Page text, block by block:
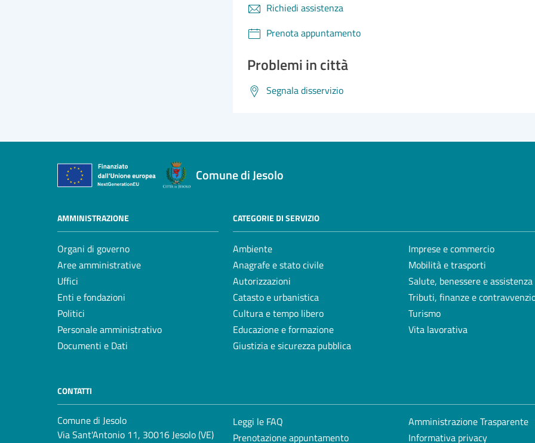
Richiedi assistenza
Prenota appuntamento
Problemi in città
Segnala disservizio
Comune di Jesolo
AMMINISTRAZIONE
Organi di governo
Aree amministrative
Uffici
Enti e fondazioni
Politici
Personale amministrativo
Documenti e Dati
CATEGORIE DI SERVIZIO
Ambiente
Anagrafe e stato civile
Autorizzazioni
Catasto e urbanistica
Cultura e tempo libero
Educazione e formazione
Giustizia e sicurezza pubblica
Imprese e commercio
Mobilità e trasporti
Salute, benessere e assistenza
Tributi, finanze e
Turismo
Vita lavorativa
CONTATTI
Comune di Jesolo
Via Sant'Antonio 11, 30016 Jesolo (VE)
Leggi le FAQ
Prenotazione appuntamento
Amministrazione Trasparente
Informativa privacy